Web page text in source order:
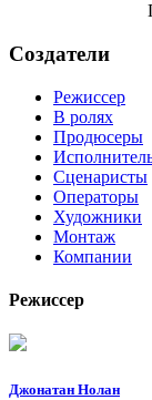
Создатели
Режиссер
В ролях
Продюсеры
Сценаристы
Операторы
Художники
Монтаж
Компании
Режиссер
Джонатан Нолан